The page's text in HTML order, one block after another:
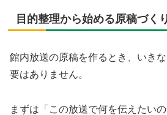
目的整理から始める原稿づく
館内放送の原稿を作るとき、いき
要はありません。
まずは「この放送で何を伝えたい